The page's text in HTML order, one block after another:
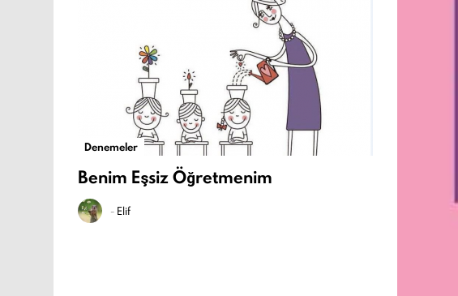
Denemeler
Benim Eşsiz Öğretmenim
- Elif